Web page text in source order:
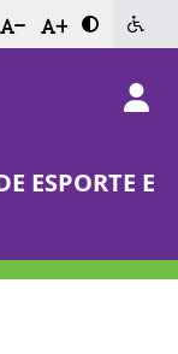
- +
ESPORTE E